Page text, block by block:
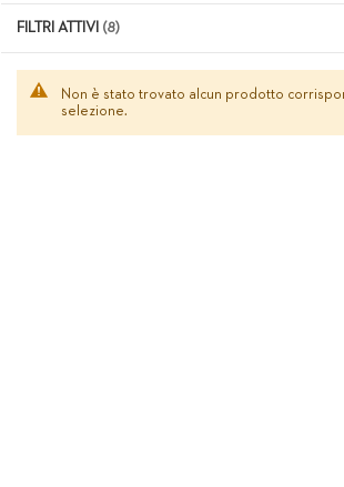
Non è stato trovato alcun prodotto
selezione.
FILTRI ATTIVI